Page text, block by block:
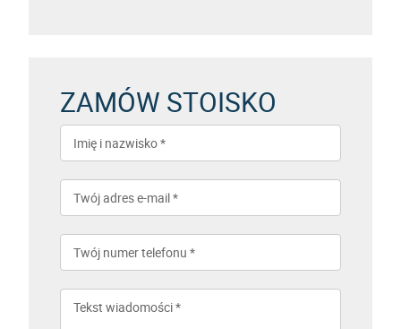
ZAMÓW STOISKO